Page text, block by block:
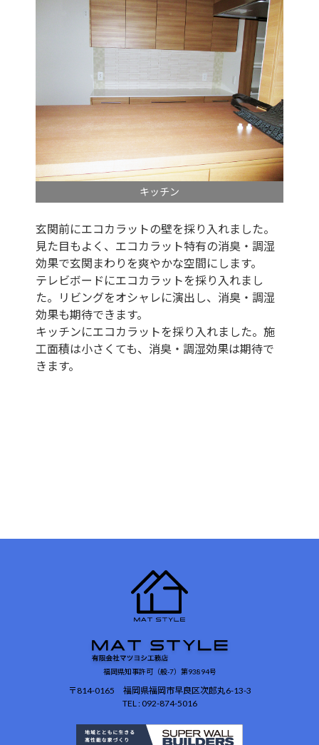
キッチン
玄関前にエコカラットの壁を採り入れました。
見た目もよく、エコカラット特有の消臭・調湿
効果で玄関まわりを爽やかな空間にします。
テレビボードにエコカラットを採り入れまし
た。リビングをオシャレに演出し、消臭・調湿
効果も期待できます。
キッチンにエコカラットを採り入れました。施
工面積は小さくても、消臭・調湿効果は期待で
きます。
福岡県知事許可（般-7）第93894号
〒814-0165 福岡県福岡市早良区次郎丸6-13-3
TEL : 092-874-5016